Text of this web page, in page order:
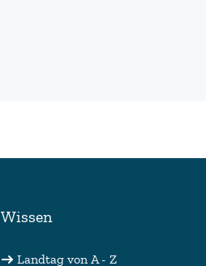
Wissen
Landtag von A - Z